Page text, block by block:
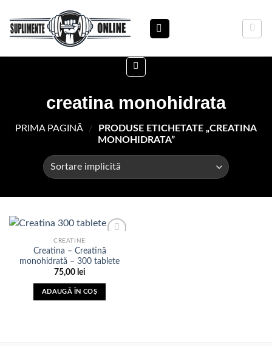
content
creatina monohidrata
PRIMA PAGINĂ /
PRODUSE ETICHETATE „CREATINA
MONOHIDRATA”
CREATINE
Creatina – Creatină
monohidrată – 300 tablete
75,00 lei
ADAUGĂ ÎN COȘ